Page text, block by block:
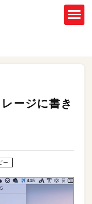
ージに書き
ー